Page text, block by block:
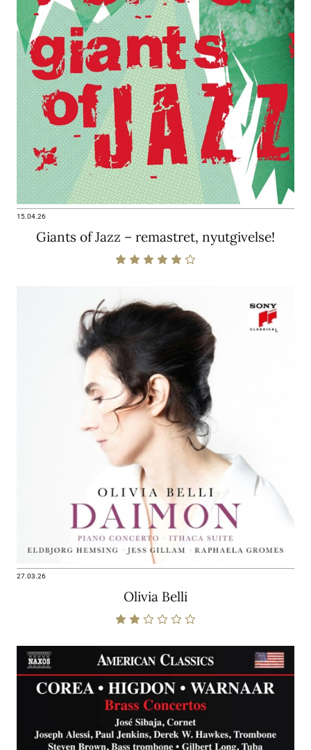
15.04.26
Giants of Jazz – remastret, nyutgivelse!
27.03.26
Olivia Belli